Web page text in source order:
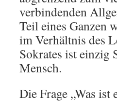
verbindenden
Teil eines Ganzen
im Verhältnis des
Sokrates ist einzig
Mensch.
Die Frage „Was ist